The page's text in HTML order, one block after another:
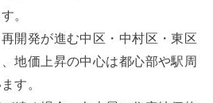
。
開発が進む中区・中村区・東区
地価上昇の中心は都心部や駅周
す。